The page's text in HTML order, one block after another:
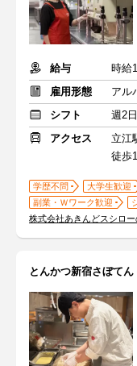
給与
時給
雇用形態
アル
シフト
週2
アクセス
立江
徒歩
学歴不問 大学生歓迎
副業・Ｗワーク歓迎
株式会社あきんどスシロ
とんかつ新宿さぼて